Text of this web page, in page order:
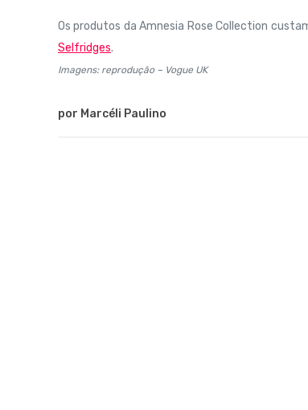
Os produtos da Amnesia Rose Collection
Selfridges.
Imagens: reprodução – Vogue UK
por Marcéli Paulino